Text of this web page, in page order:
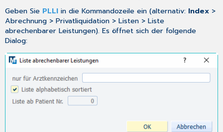
Geben Sie PLLI in die Kommandozeile ein (alternativ: Index >
Abrechnung > Privatliquidation > Listen > Liste
abrechenbarer Leistungen). Es öffnet sich der folgende
Dialog: